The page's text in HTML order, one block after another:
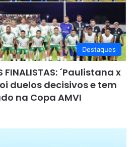
Destaques
FINALISTAS: ´Paulistana x
duelos decisivos e tem
na Copa AMVI